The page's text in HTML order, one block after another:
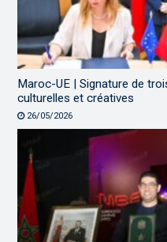
Maroc-UE | Signature de
culturelles et créatives
26/05/2026